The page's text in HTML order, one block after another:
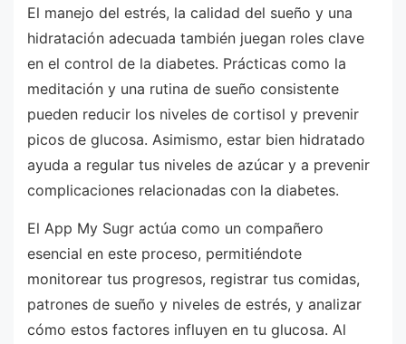
El manejo del estrés, la calidad del sueño y una
hidratación adecuada también juegan roles clave
en el control de la diabetes. Prácticas como la
meditación y una rutina de sueño consistente
pueden reducir los niveles de cortisol y prevenir
picos de glucosa. Asimismo, estar bien hidratado
ayuda a regular tus niveles de azúcar y a prevenir
complicaciones relacionadas con la diabetes.
El App My Sugr actúa como un compañero
esencial en este proceso, permitiéndote
monitorear tus progresos, registrar tus comidas,
patrones de sueño y niveles de estrés, y analizar
cómo estos factores influyen en tu glucosa. Al